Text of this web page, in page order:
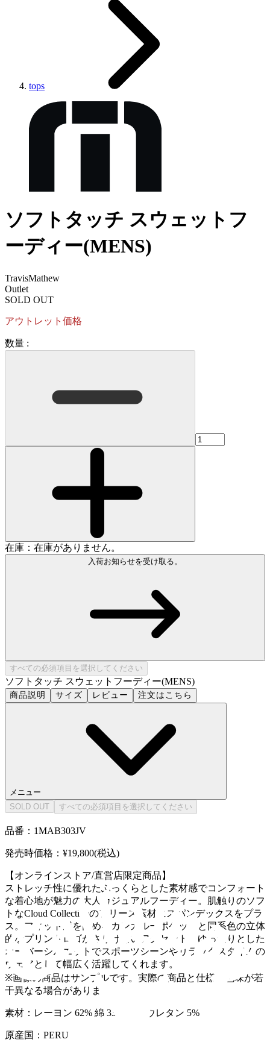
tops
ソフトタッチ スウェットフ
ーディー(MENS)
TravisMathew
Outlet
SOLD OUT
アウトレット価格
数量 :
在庫：在庫がありません。
入荷お知らせを受け取る。
すべての必須項目を選択してください
ソフトタッチ スウェットフーディー(MENS)
商品説明 サイズ レビュー 注文はこちら
メニュー
SOLD OUT
すべての必須項目を選択してください
品番：1MAB303JV
発売時価格：¥19,800(税込)
【オンラインストア/直営店限定商品】
ストレッチ性に優れたふっくらとした素材感でコンフォート
な着心地が魅力の大人カジュアルフーディー。肌触りのソフ
トなCloud Collectionのフリース素材にスパンデックスをプラ
ス。フィット感を高めるカンガルーポケットと同系色の立体
的なプリントロゴがさりげないアクセント。ゆったりとした
オーバーシルエットでスポーツシーンやリラックスタイムの
ウェアとして幅広く活躍してくれます。
※画像の商品はサンプルです。実際の商品と仕様、色味が若
干異なる場合があります。
素材：レーヨン 62% 綿 33% ポリウレタン 5%
原産国：PERU